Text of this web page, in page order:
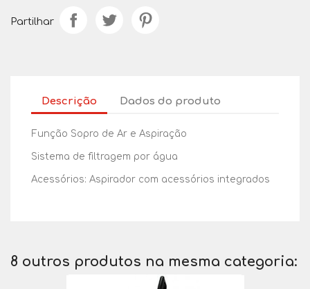
Partilhar
Descrição Dados do produto
Função Sopro de Ar e Aspiração
Sistema de filtragem por água
Acessórios: Aspirador com acessórios integrados
8 outros produtos na mesma categoria: